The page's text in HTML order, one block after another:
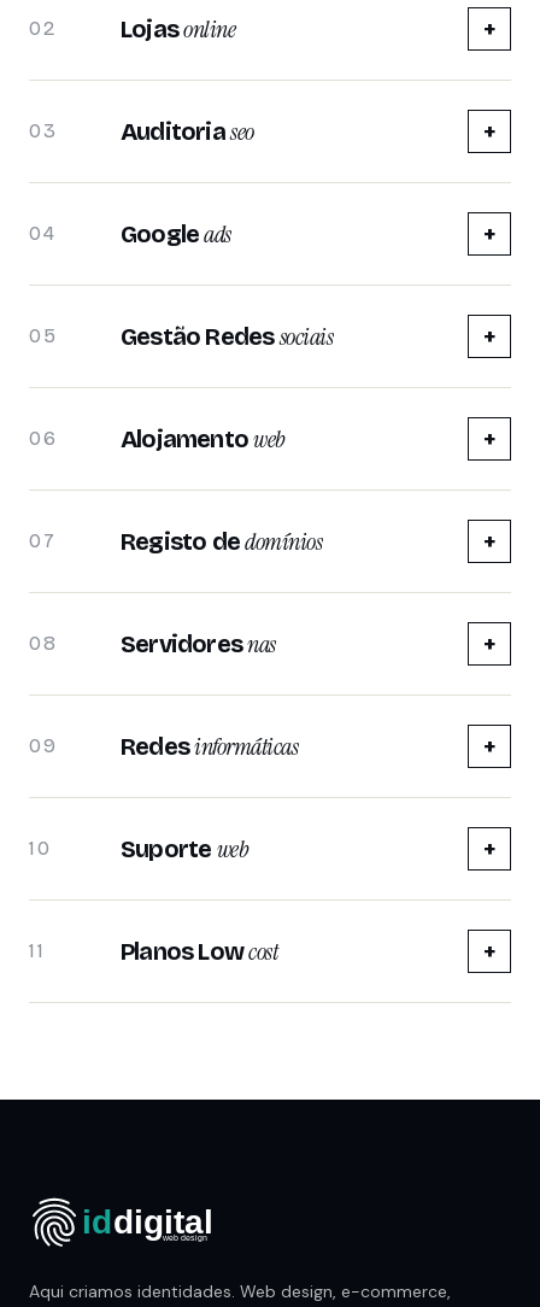
02 Lojasonline +
03 Auditoriaseo +
04 Googleads +
05 Gestão Redessociais +
06 Alojamentoweb +
07 Registo dedomínios +
08 Servidoresnas +
09 Redesinformáticas +
10 Suporte web +
11 Planos Lowcost +
Aqui criamos identidades. Web design, e-commerce,